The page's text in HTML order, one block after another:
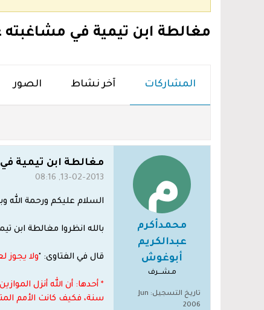
مغالطة ابن تيمية في
المشاركات آخر نشاط الصور
محمدأكرم
عبدالكريم
أبوغوش
مـشـــرف
تاريخ التسجيل: Jun
2006
مغالطة ابن تيمية
13-02-2013, 08:16
السلام عليكم ورحمة الله
بالله انظروا مغالطة ابن
قال في الفتاوى: "ولا يجوز
* أحدها: أن الله أنزل
سنة، فكيف كانت الأمم